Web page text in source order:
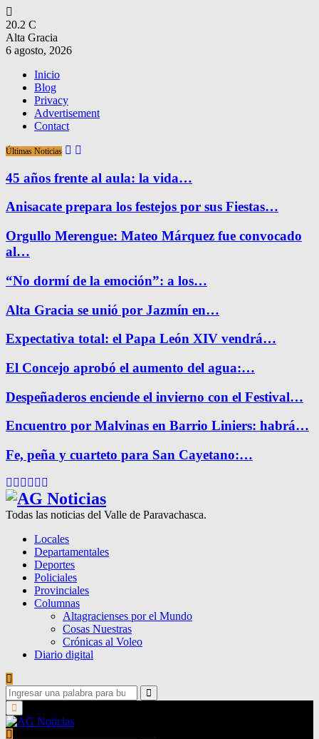
20.2 C
Alta Gracia
6 agosto, 2026
Inicio
Blog
Privacy
Advertisement
Contact
Últimas Noticias
45 años frente al aula: la vida…
Anisacate prepara los festejos por sus Fiestas…
Orgullo Merengue: Mateo Márquez fue convocado
al…
“No dormí de la emoción”: a los…
Alta Gracia se unió por Jazmín en…
Expectativa total: el Papa León XIV vendrá…
El Concejo aprobó el aumento del agua:…
Despeñaderos enciende el invierno con el Festival…
Encuentro por Malvinas en Barrio Liniers: habrá…
Fe, peña y cuarteto para San Cayetano:…
Facebook
Twitter
Instagram
Pinterest
Google
Todas las noticias del Valle de Paravachasca.
Locales
Departamentales
Deportes
Policiales
Provinciales
Columnas
Altagracienses por el Mundo
Cosas Nuestras
Crónicas al Voleo
Diario digital
Search
for:
Search
Primary
Menu